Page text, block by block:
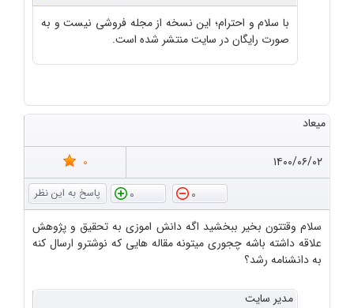
با سلام و احترام؛ این نسخه از مجله فروشی نیست و به
صورت رایگان در سایت منتشر شده است.
میعاد
۱۴۰۰/۰۶/۰۲
0
0
0
سلام وقتتون بخیر ببخشید اگه دانش اموزی به تحقیق و پژوهش
علاقه داشته باشه چجوری میتونه مقاله هایی که نوشترو ارسال کنه
به دانشنامه رشد؟
مدیر سایت